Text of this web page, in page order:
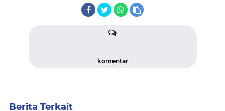
komentar
Berita Terkait